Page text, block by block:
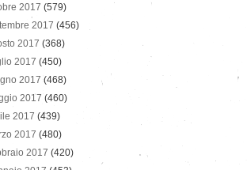
2017 (579)
2017 (456)
2017 (368)
2017 (450)
2017 (468)
2017 (460)
2017 (439)
2017 (480)
2017 (420)